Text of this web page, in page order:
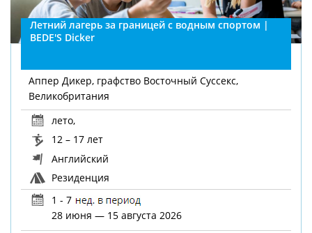
Летний лагерь за границей с водным спортом |
BEDE'S Dicker
Аппер Дикер, графство Восточный Суссекс,
Великобритания
лето,
12 – 17 лет
Английский
Резиденция
1 - 7
28 июня — 15 августа 2026